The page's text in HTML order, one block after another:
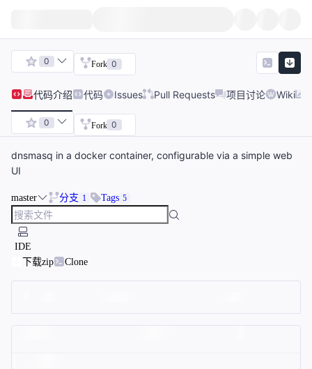
0 Fork 0
代码介绍 代码 Issues Pull Requests 项目讨论 Wiki
0 Fork 0
dnsmasq in a docker container, configurable via a simple web
UI
master 分支 1 Tags 5
IDE
下载zip
Clone